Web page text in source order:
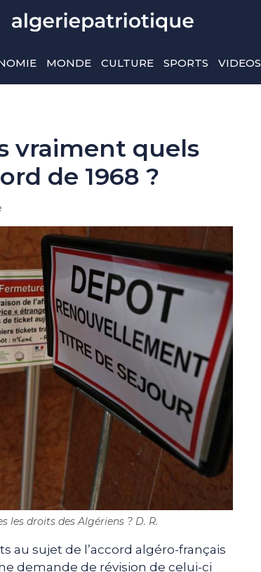
MONDE CULTURE SPORTS VIDEOS
vraiment quels
de 1968 ?
les droits des Algériens ? D. R.
au sujet de l’accord algéro-français
demande de révision de celui-ci